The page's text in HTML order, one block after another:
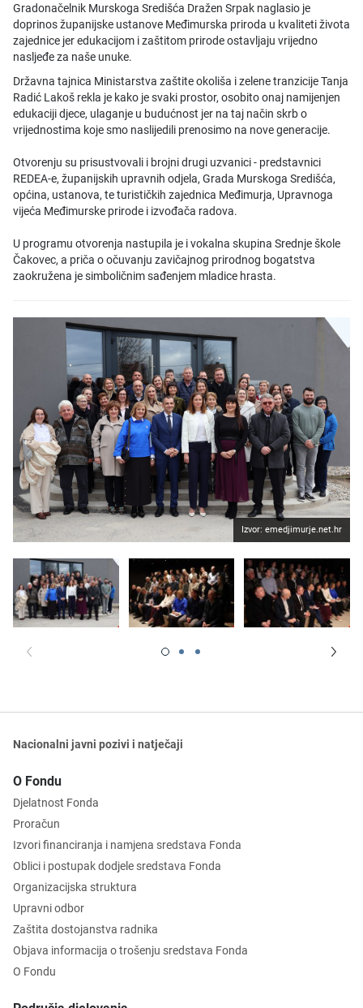
Gradonačelnik Murskoga Središća Dražen Srpak naglasio je
doprinos županijske ustanove Međimurska priroda u kvaliteti života
zajednice jer edukacijom i zaštitom prirode ostavljaju vrijedno
nasljeđe za naše unuke.
Državna tajnica Ministarstva zaštite okoliša i zelene tranzicije Tanja
Radić Lakoš rekla je kako je svaki prostor, osobito onaj namijenjen
edukaciji djece, ulaganje u budućnost jer na taj način skrb o
vrijednostima koje smo naslijedili prenosimo na nove generacije.
Otvorenju su prisustvovali i brojni drugi uzvanici - predstavnici
REDEA-e, županijskih upravnih odjela, Grada Murskoga Središća,
općina, ustanova, te turističkih zajednica Međimurja, Upravnoga
vijeća Međimurske prirode i izvođača radova.
U programu otvorenja nastupila je i vokalna skupina Srednje škole
Čakovec, a priča o očuvanju zavičajnog prirodnog bogatstva
zaokružena je simboličnim sađenjem mladice hrasta.
Izvor: emedjimurje.net.hr
Nacionalni javni pozivi i natječaji
O Fondu
Djelatnost Fonda
Proračun
Izvori financiranja i namjena sredstava Fonda
Oblici i postupak dodjele sredstava Fonda
Organizacijska struktura
Upravni odbor
Zaštita dostojanstva radnika
Objava informacija o trošenju sredstava Fonda
O Fondu